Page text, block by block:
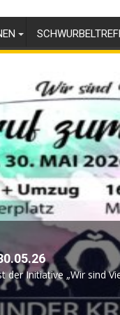
der Initiative „Wir sind